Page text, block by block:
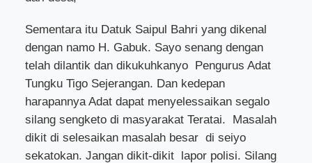
Sementara itu Datuk Saipul Bahri yang dikenal
dengan namo H. Gabuk. Sayo senang dengan
telah dilantik dan dikukuhkanyo Pengurus Adat
Tungku Tigo Sejerangan. Dan kedepan
harapannya Adat dapat menyelessaikan segalo
silang sengketo di masyarakat Teratai.
Masalah
dikit di selesaikan masalah besar di seiyo
sekatokan. Jangan dikit-dikit lapor polisi. Silang